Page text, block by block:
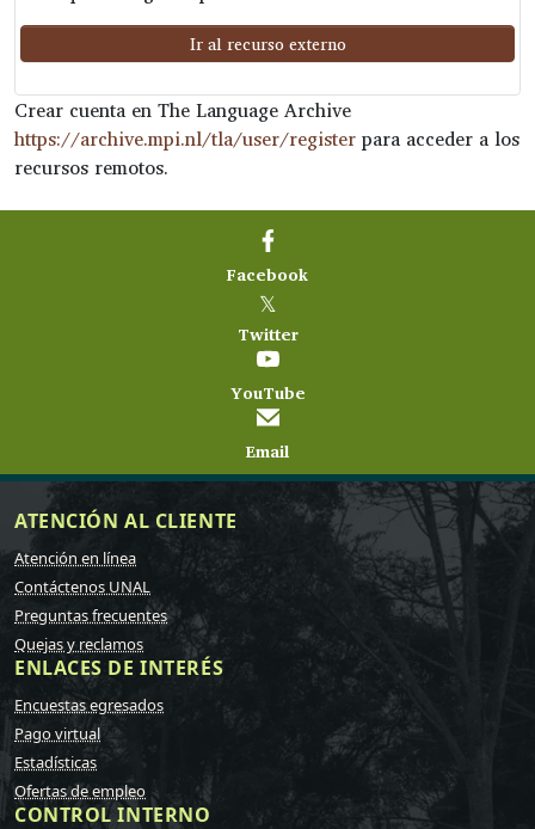
Ir al recurso externo
Crear cuenta en The Language Archive
https://archive.mpi.nl/tla/user/registerpara acceder a los
recursos remotos.
Facebook
𝕏
Twitter
YouTube
Email
ATENCIÓN AL CLIENTE
Atención en línea
Contáctenos UNAL
Preguntas frecuentes
Quejas y reclamos
ENLACES DE INTERÉS
Encuestas egresados
Pago virtual
Estadísticas
Ofertas de empleo
CONTROL INTERNO